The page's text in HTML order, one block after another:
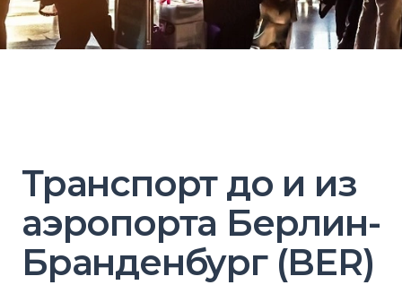
Транспорт до и из
аэропорта Берлин-
Бранденбург (BER)